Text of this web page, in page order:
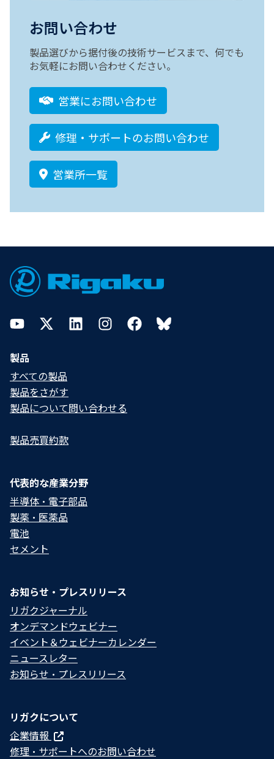
お問い合わせ
製品選びから据付後の技術サービスまで、何でも
お気軽にお問い合わせください。
営業にお問い合わせ
修理・サポートのお問い合わせ
営業所一覧
Footer
YouTubeTwitterLinkedInInstagramFacebookBluesky
製品
すべての製品
製品をさがす
製品について問い合わせる​
製品売買約款
代表的な産業分野
半導体・電子部品
製薬・医薬品
電池
セメント
お知らせ・プレスリリース
リガクジャーナル
オンデマンドウェビナー
イベント＆ウェビナーカレンダー
ニュースレター
お知らせ・プレスリリース
リガクについて
企業情報
修理・サポートへのお問い合わせ